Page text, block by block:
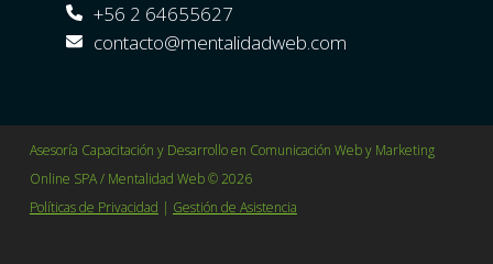
+56 2 64655627
contacto@mentalidadweb.com
Asesoría Capacitación y Desarrollo en Comunicación Web y Marketing
Online SPA / Mentalidad Web © 2026
Políticas de Privacidad | Gestión de Asistencia